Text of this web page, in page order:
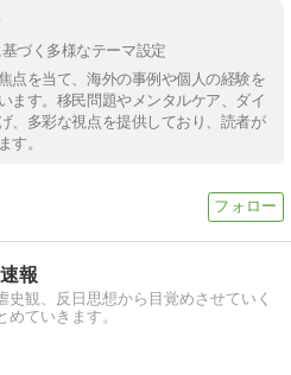
づく多様なテーマ設定
点を当て、海外の事例や個人の経験を
ます。移民問題やメンタルケア、ダイ
、多彩な視点を提供しており、読者が
す。
報
史観、反日思想から目覚めさせていく
めていきます。